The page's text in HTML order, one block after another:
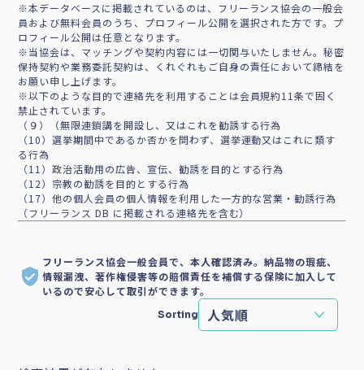
※本データベースに掲載されているのは、フリーランス協会の一般会
員および無料会員のうち、プロフィール公開を選択された方です。プ
ロフィール公開は任意となります。
※当協会は、マッチングや契約内容には一切関与いたしません。秘密
保持契約や業務委託契約は、くれぐれもご自身の責任において締結を
お願い申し上げます。
※以下のような目的で連絡先を利用することは会員規約11条で固く
禁止されています。
（９）（無限連鎖講を開設し、又はこれを勧誘する行為
（10）選挙期間中であるか否かを問わず、選挙運動又はこれに類す
る行為
（11）政治活動用の広告、宣伝、勧誘を目的とする行為
（12）宗教の勧誘を目的とする行為
（17）他の個人会員の個人情報を利用した一方的な営業・勧誘行為
（フリーランス DB に掲載される連絡先を含む）
フリーランス協会一般会員で、本人確認済み。納品物の瑕疵、
情報漏洩、著作権侵害等の賠償責任を補償する保険に加入して
いるので安心して取引ができます。
Sorting